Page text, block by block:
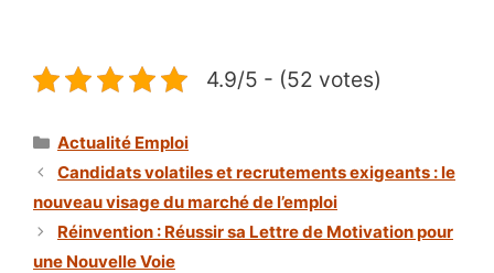
4.9/5 - (52 votes)
Catégories
Actualité Emploi
Candidats volatiles et recrutements exigeants : le
nouveau visage du marché de l’emploi
Réinvention : Réussir sa Lettre de Motivation pour
une Nouvelle Voie